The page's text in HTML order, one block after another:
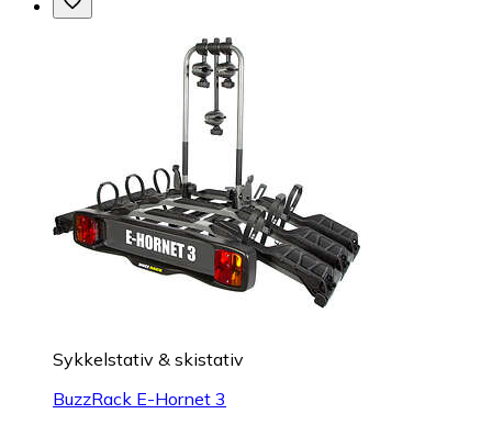
Sykkelstativ & skistativ
BuzzRack E-Hornet 3